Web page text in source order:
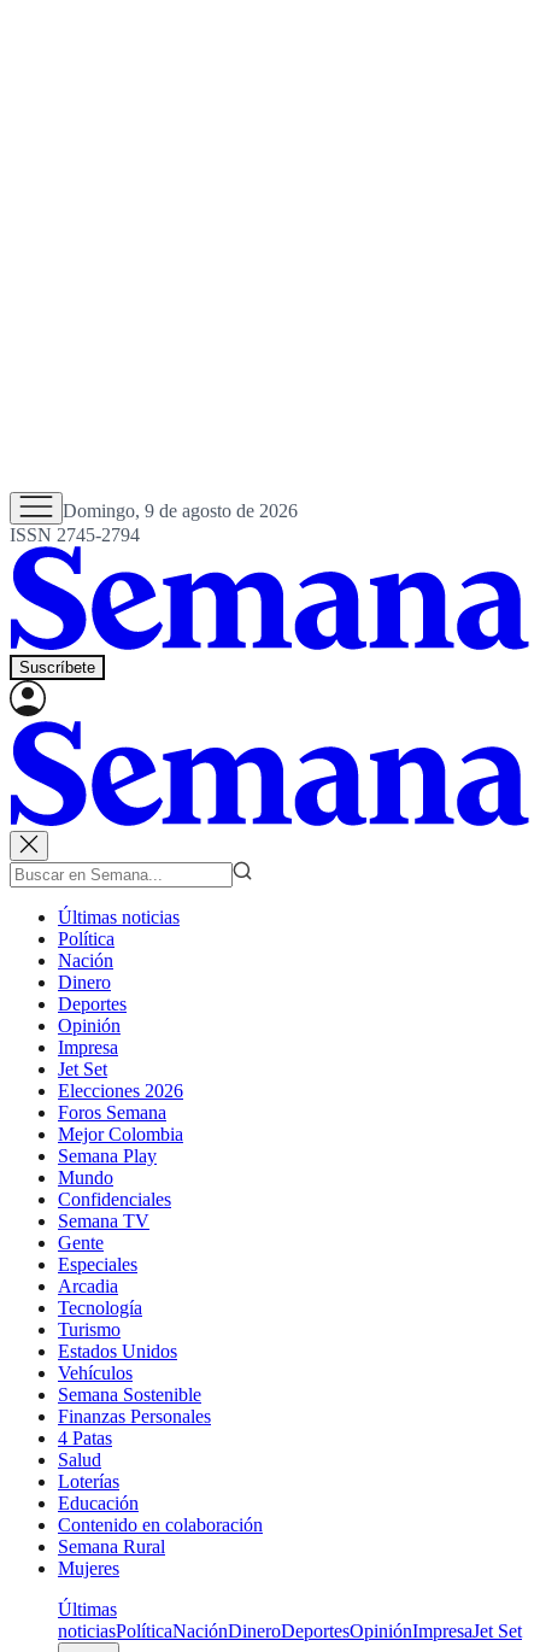
Domingo, 9 de agosto de 2026
ISSN 2745-2794
Suscríbete
Últimas noticias
Política
Nación
Dinero
Deportes
Opinión
Impresa
Jet Set
Elecciones 2026
Foros Semana
Mejor Colombia
Semana Play
Mundo
Confidenciales
Semana TV
Gente
Especiales
Arcadia
Tecnología
Turismo
Estados Unidos
Vehículos
Semana Sostenible
Finanzas Personales
4 Patas
Salud
Loterías
Educación
Contenido en colaboración
Semana Rural
Mujeres
Últimas
noticiasPolíticaNaciónDineroDeportesOpiniónImpresaJet Set